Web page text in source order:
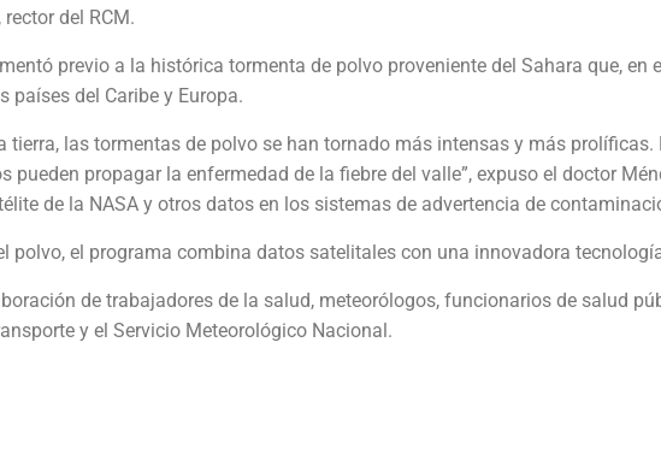
del RCM.
previo a la histórica tormenta de polvo proveniente del Sahara que, en
países del Caribe y Europa.
tierra, las tormentas de polvo se han tornado más intensas y más prolíficas.
pueden propagar la enfermedad de la fiebre del valle”, expuso el doctor
de la NASA y otros datos en los sistemas de advertencia de
polvo, el programa combina datos satelitales con una innovadora
de trabajadores de la salud, meteorólogos, funcionarios de salud
y el Servicio Meteorológico Nacional.